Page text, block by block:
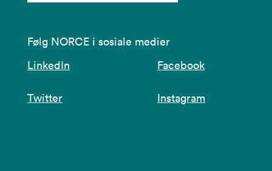
Følg NORCE i sosiale medier
LinkedIn
Facebook
Twitter Instagram